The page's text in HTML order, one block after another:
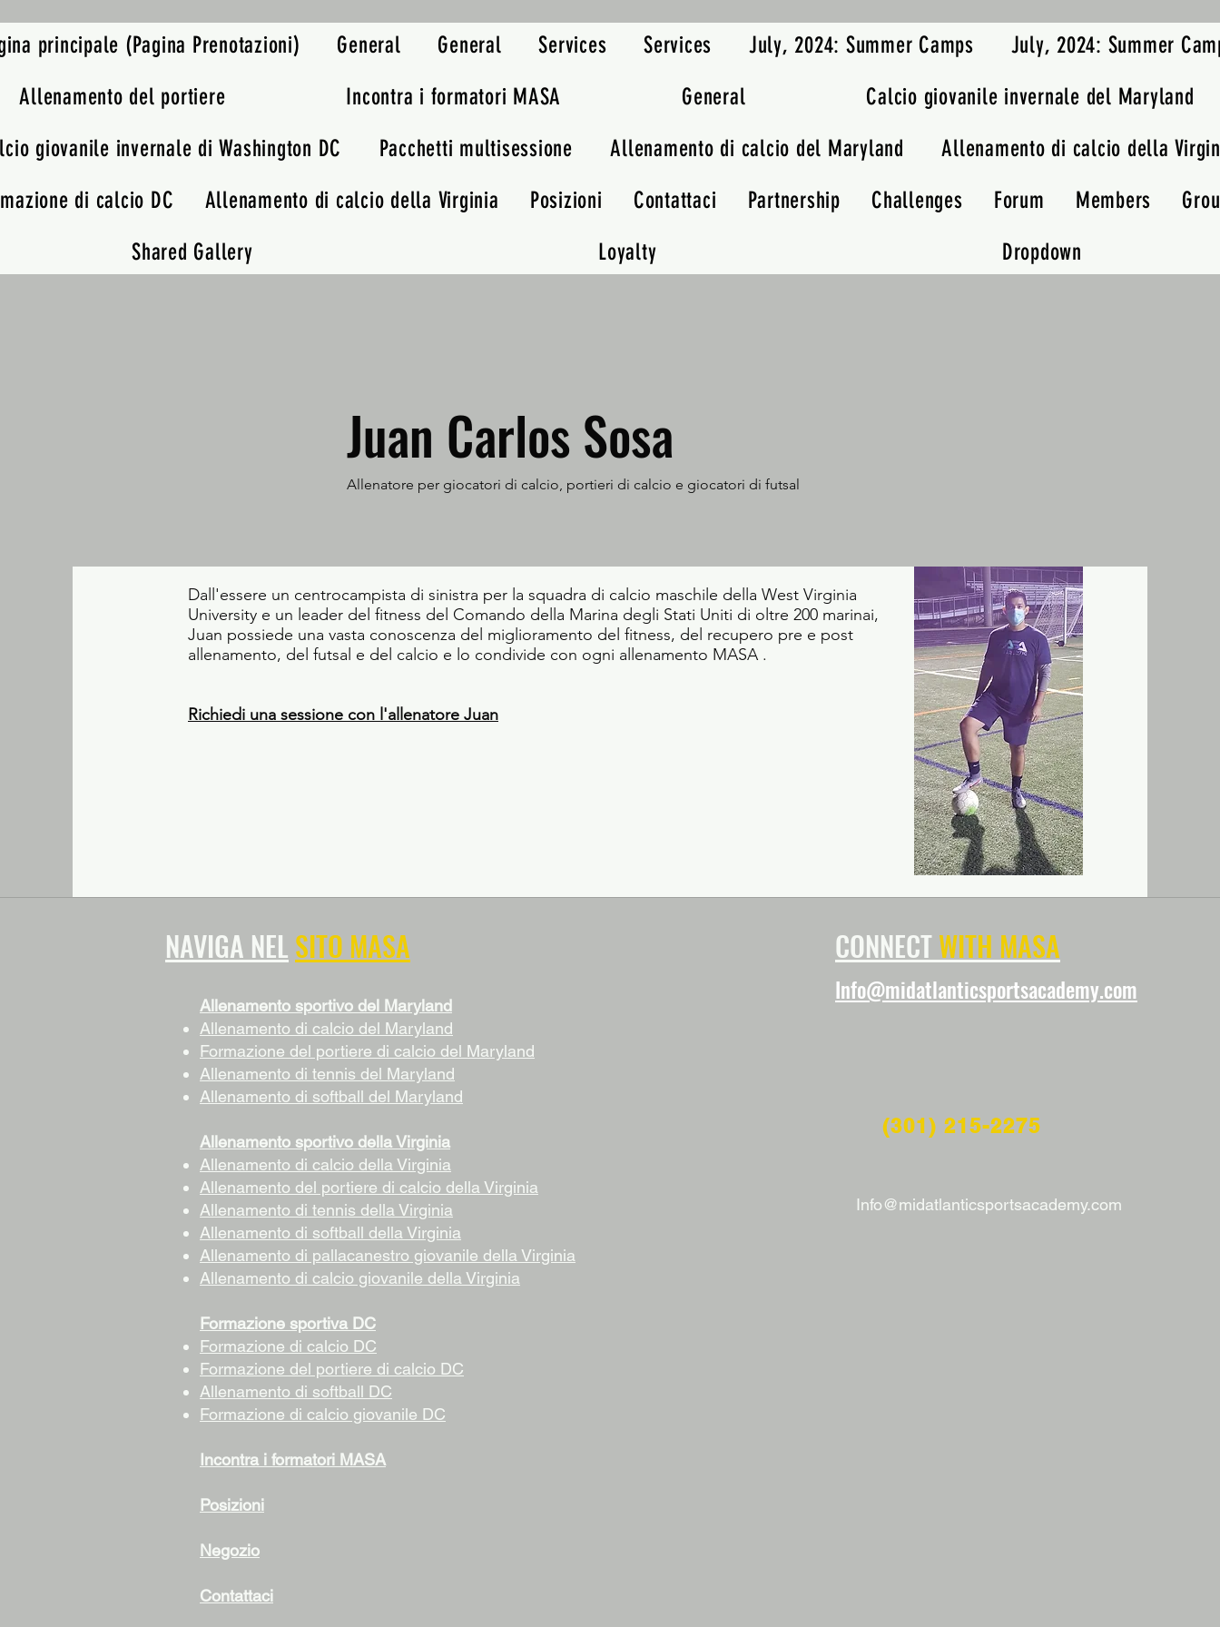
principale (Pagina Prenotazioni) General General Services Services July, 2024: Summer Camps
July, 2024: Summer
Allenamento del portiere
Incontra i formatori MASA General
Calcio giovanile invernale del Maryland
giovanile invernale di Washington DC
Pacchetti multisessione Allenamento di calcio del Maryland
Allenamento di calcio della
di calcio DC
Allenamento di calcio della Virginia Posizioni Contattaci Partnership Challenges Forum Members
Shared Gallery
Loyalty Dropdown
Juan Carlos Sosa
Allenatore per giocatori di calcio, portieri di calcio e giocatori di futsal
Dall'essere un centrocampista di sinistra per la squadra di calcio maschile della West Virginia
University e un leader del fitness del Comando della Marina degli Stati Uniti di oltre 200 marinai,
Juan possiede una vasta conoscenza del miglioramento del fitness, del recupero pre e post
allenamento, del futsal e del calcio e lo condivide con ogni allenamento MASA .
Richiedi una sessione con l'allenatore Juan
NAVIGA NEL SITO MASA
Allenamento sportivo del Maryland
Allenamento di calcio del Maryland
Formazione del portiere di calcio del Maryland
Allenamento di tennis del Maryland
Allenamento di softball del Maryland
Allenamento sportivo della Virginia
Allenamento di calcio della Virginia
Allenamento del portiere di calcio della Virginia
Allenamento di tennis della Virginia
Allenamento di softball della Virginia
Allenamento di pallacanestro giovanile della Virginia
Allenamento di calcio giovanile della Virginia
Formazione sportiva DC
Formazione di calcio DC
Formazione del portiere di calcio DC
Allenamento di softball DC
Formazione di calcio giovanile DC
Incontra i formatori MASA
Posizioni
Negozio
Contattaci
CONNECTWITH MASA
Info@midatlanticsportsacademy.com
(301) 215-2275
Info@midatlanticsportsacademy.com